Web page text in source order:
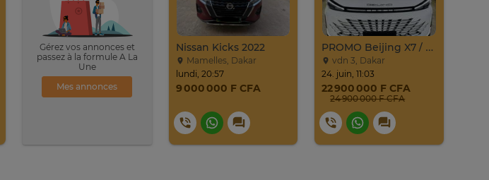
Gérez vos annonces et
passez à la formule A La
Une
Mes annonces
Nissan Kicks 2022
Mamelles, Dakar
lundi, 20:57
9 000 000 F CFA
PROMO Beijing X7 / 2025
vdn 3, Dakar
24. juin, 11:03
22 900 000 F CFA
24 900 000 F CFA